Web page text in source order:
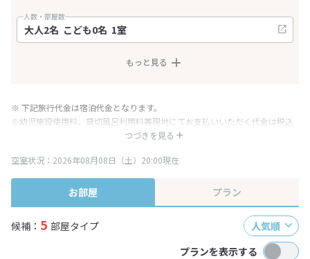
人数・部屋数
もっと見る
つづきを見る
※ 下記旅行代金は宿泊代金となります。
※幼児施設使用料、貸切風呂利用料等現地にてお支払いいただく代金は税込
み表記となりますが、消費税増税に伴い代金が一部変更となる場合がござい
※表示されている旅行代金・プラン内容は一定時間ごとに更新されます。最
終確認画面でご確認ください。
空室状況：2026年08月08日（土）20:00現在
お部屋 プラン
候補： 5 部屋タイプ
人気順
プランを表示する